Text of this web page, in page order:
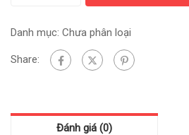
Danh mục: Chưa phân loại
Share:
Đánh giá (0)